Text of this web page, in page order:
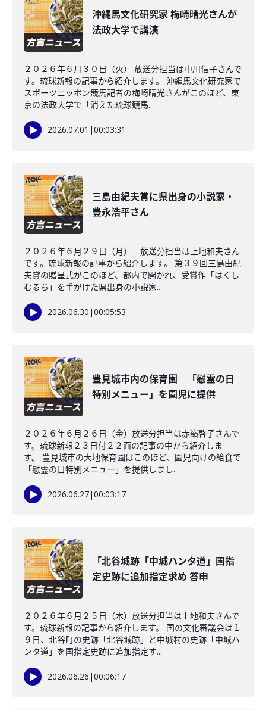
沖縄馬文化研究家 梅崎晴光さんが
法政大学で講演
２０２６年６月３０日（火） 放送分担当は中川信子さんで
す。琉球新報の記事から紹介します。 沖縄馬文化研究家で
スポーツニッポン競馬記者の梅崎晴光さんがこのほど、東
京の法政大学で「消えた琉球競馬...
2026.07.01 |00:03:31
三島由紀夫賞に県出身の小説家・
豊永浩平さん
２０２６年６月２９日（月） 放送分担当は上地和夫さん
です。琉球新報の記事から紹介します。 第３９回三島由紀
夫賞の贈呈式がこのほど、都内で開かれ、受賞作「はくし
むるち」を手がけた県出身の小説家...
2026.06.30 |00:05:53
豊見城市内の保育園 「慰霊の日
特別メニュー」を園児に提供
２０２６年６月２６日（金）放送分担当は赤嶺啓子さんで
す。琉球新報２３日付２２面の記事の中から紹介しま
す。 豊見城市の大地保育園はこのほど、園児向けの給食で
「慰霊の日特別メニュー」を提供しまし...
2026.06.27|00:03:17
「北谷城跡「中城ハンタ道」国指
定史跡に追加指定求め 答申
２０２６年６月２５日（木）放送分担当は上地和夫さんで
す。琉球新報の記事から紹介します。 国の文化審議会は１
９日、北谷町の史跡「北谷城跡」と中城村の史跡「中城ハ
ンタ道」を国指定史跡に追加指定す...
2026.06.26 |00:06:17